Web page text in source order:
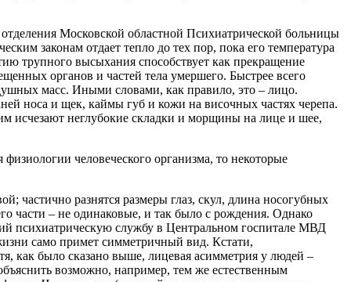
Московской областной Психиатрической больницы
законам отдает тепло до тех пор, пока его температура
трупного высыхания способствует как прекращение
органов и частей тела умершего. Быстрее всего
масс. Иными словами, как правило, это – лицо.
носа и щек, каймы губ и кожи на височных частях черепа.
исчезают неглубокие складки и морщины на лице и шее,
человеческого организма, то некоторые
частично разнятся размеры глаз, скул, длина носогубных
части – не одинаковые, и так было с рождения. Однако
психиатрическую службу в Центральном госпитале МВД
само примет симметричный вид. Кстати,
как было сказано выше, лицевая асимметрия у людей –
возможно, например, тем же естественным